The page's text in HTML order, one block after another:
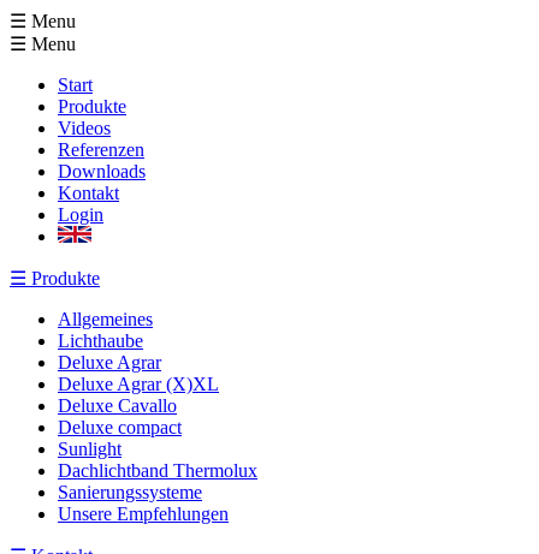
☰ Menu
☰ Menu
Start
Produkte
Videos
Referenzen
Downloads
Kontakt
Login
☰ Produkte
Allgemeines
Lichthaube
Deluxe Agrar
Deluxe Agrar (X)XL
Deluxe Cavallo
Deluxe compact
Sunlight
Dachlichtband Thermolux
Sanierungssysteme
Unsere Empfehlungen